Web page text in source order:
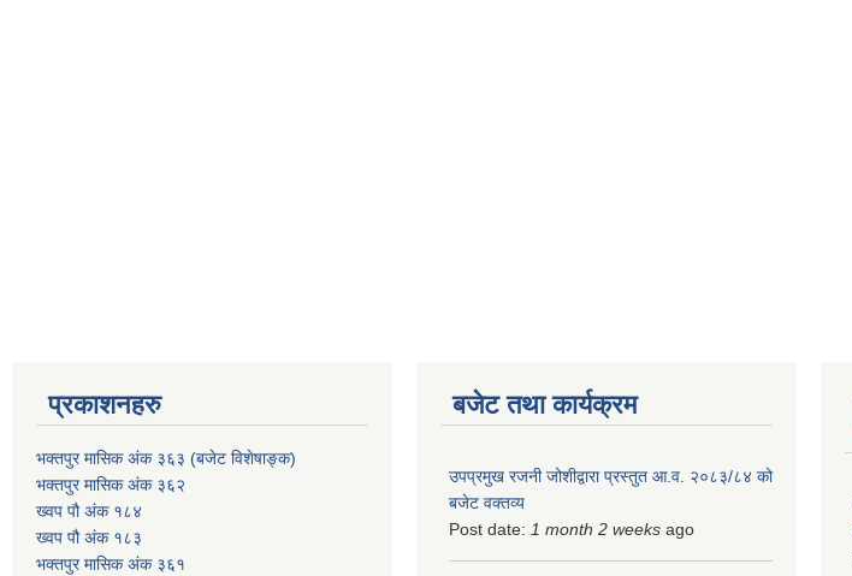
प्रकाशनहरु
भक्तपुर मासिक अंक ३६३ (बजेट विशेषाङ्क)
भक्तपुर मासिक अंक ३६२
ख्वप पौ अंक १८४
ख्वप पौ अंक १८३
भक्तपुर मासिक अंक ३६१
बजेट तथा कार्यक्रम
उपप्रमुख रजनी जोशीद्वारा प्रस्तुत आ.व. २०८३/८४ को
बजेट वक्तव्य
Post date: 1 month 2 weeks ago